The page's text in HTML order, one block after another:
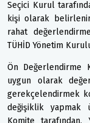
Seçici Kurul
kişi olarak
rahat
TÜHİD Yönetim
Ön Değerlendirme
uygun olarak
gerekçelendirmek
değişiklik yapmak
Komite